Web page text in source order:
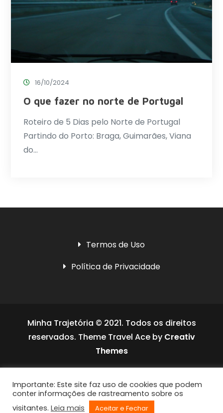
16/10/2024
O que fazer no norte de Portugal
Roteiro de 5 Dias pelo Norte de Portugal
Partindo do Porto: Braga, Guimarães, Viana
do…
Termos de Uso
Política de Privacidade
Minha Trajetória © 2021. Todos os direitos
reservados. Theme Travel Ace by Creativ
Themes
Importante: Este site faz uso de cookies que podem
conter informações de rastreamento sobre os
visitantes. Leia mais Aceitar e Fechar
UltimatelySocial